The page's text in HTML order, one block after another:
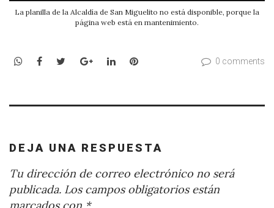
La planilla de la Alcaldía de San Miguelito no está disponible, porque la
página web está en mantenimiento.
WhatsApp
Facebook
TwitterGoogle+LinkedInPinterest 0 comments
DEJA UNA RESPUESTA
Tu dirección de correo electrónico no será
publicada. Los campos obligatorios están